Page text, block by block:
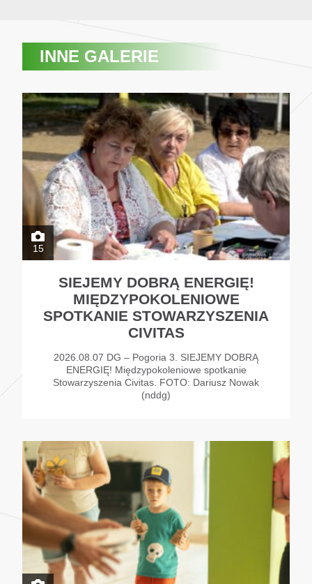
INNE GALERIE
15
SIEJEMY DOBRĄ ENERGIĘ!
MIĘDZYPOKOLENIOWE
SPOTKANIE STOWARZYSZENIA
CIVITAS
2026.08.07 DG – Pogoria 3. SIEJEMY DOBRĄ
ENERGIĘ! Międzypokoleniowe spotkanie
Stowarzyszenia Civitas. FOTO: Dariusz Nowak
(nddg)